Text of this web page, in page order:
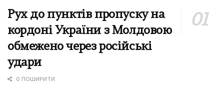
Рух до пунктів пропуску на
кордоні України з Молдовою
обмежено через російські
удари
0 ПОШИРИТИ